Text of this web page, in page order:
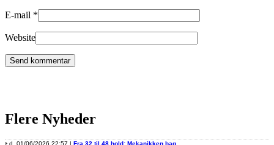
E-mail *
Website
Flere Nyheder
d. 01/06/2026 22:57 | Fra 32 til 48 hold: Mekanikken bag…